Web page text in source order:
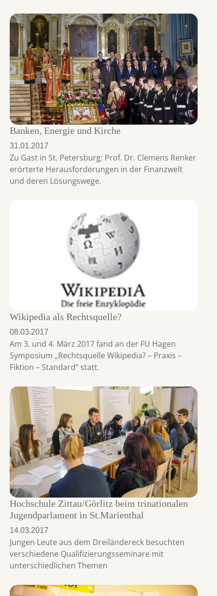
Banken, Energie und Kirche
31.01.2017
Zu Gast in St. Petersburg: Prof. Dr. Clemens Renker
erörterte Herausforderungen in der Finanzwelt
und deren Lösungswege.
Wikipedia als Rechtsquelle?
08.03.2017
Am 3. und 4. März 2017 fand an der FU Hagen
Symposium „Rechtsquelle Wikipedia? – Praxis –
Fiktion – Standard“ statt.
Hochschule Zittau/Görlitz beim trinationalen
Jugendparlament in St.Marienthal
14.03.2017
Jungen Leute aus dem Dreiländereck besuchten
verschiedene Qualifizierungsseminare mit
unterschiedlichen Themen